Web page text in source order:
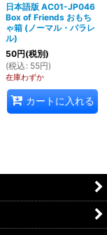
日本語版 AC01-JP046
Box of Friends おもち
ゃ箱 (ノーマル・パラレ
ル)
50円(税別)
(税込 : 55円)
在庫わずか
カートに入れる